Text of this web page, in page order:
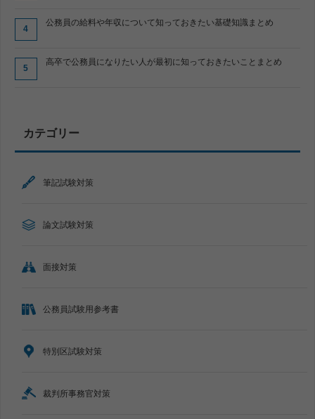
公務員の給料や年収について知っておきたい基礎知識まとめ
高卒で公務員になりたい人が最初に知っておきたいことまとめ
カテゴリー
筆記試験対策
論文試験対策
面接対策
公務員試験用参考書
特別区試験対策
裁判所事務官対策